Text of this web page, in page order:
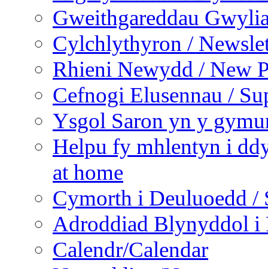
Gweithgareddau
Cylchlythyron /
Rhieni Newydd / New
Cefnogi Elusennau /
Ysgol Saron yn y
Helpu fy mhlentyn i
at home
Cymorth i Deuluoedd /
Adroddiad Blynyddol i
Calendr/Calendar